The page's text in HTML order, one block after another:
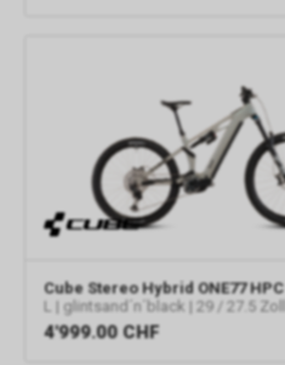
Cube Stereo Hybrid ONE77 HPC
L | glintsand´n´black | 29 / 27.5 Zoll
4'999.00 CHF